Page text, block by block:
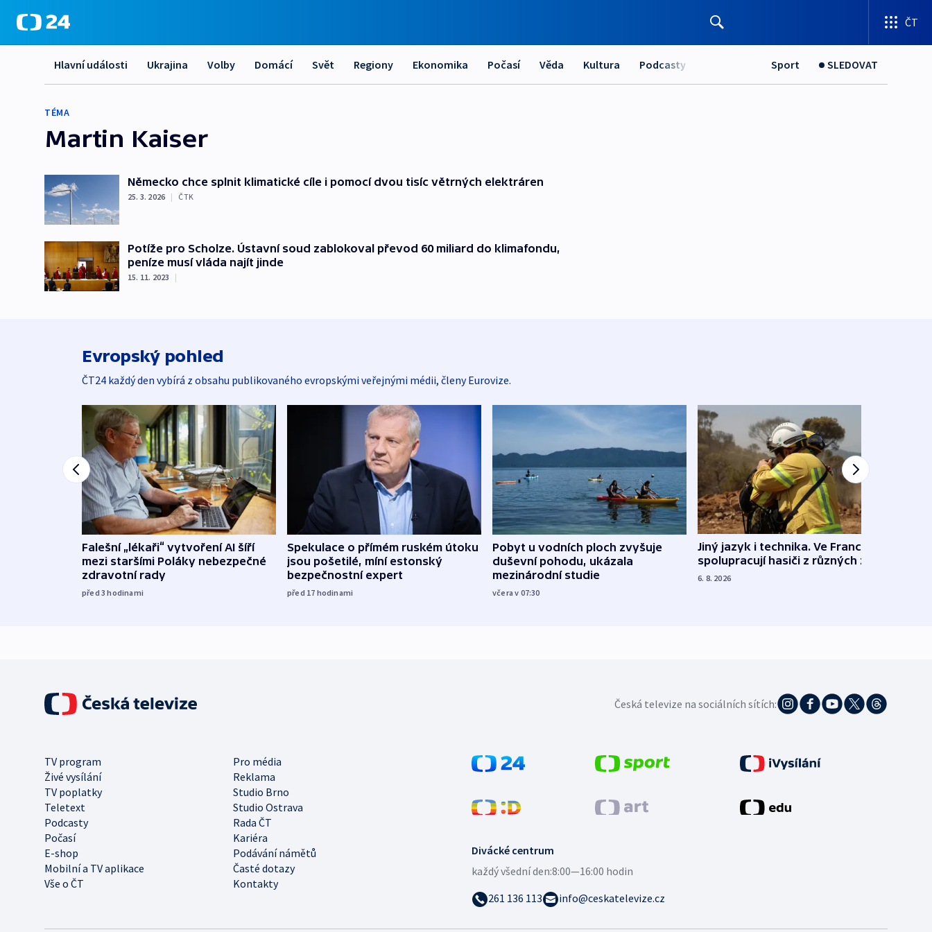
ČT
Hlavní události Ukrajina Volby Domácí Svět Regiony Ekonomika Počasí Věda Kultura Podcasty Sport SLEDOVAT
TÉMA
Martin Kaiser
Německo chce splnit klimatické cíle i pomocí dvou tisíc větrných elektráren
25. 3. 2026 | ČTK
Potíže pro Scholze. Ústavní soud zablokoval převod 60 miliard do klimafondu,
peníze musí vláda najít jinde
15. 11. 2023 |
Evropský pohled
ČT24 každý den vybírá z obsahu publikovaného evropskými veřejnými médii, členy Eurovize.
Falešní „lékaři“ vytvoření AI šíří
mezi staršími Poláky nebezpečné
zdravotní rady
před 3hodinami
Spekulace o přímém ruském útoku
jsou pošetilé, míní estonský
bezpečnostní expert
před 17 hodinami
Pobyt u vodních ploch zvyšuje
duševní pohodu, ukázala
mezinárodní studie
včera v 07:30
Jiný jazyk i technika. Ve Francii
spolupracují hasiči z různých zemí
6. 8. 2026
Česká televize na sociálních sítích:
TV program
Pro média
Živé vysílání
Reklama
TV poplatky
Studio Brno
Teletext
Studio Ostrava
Podcasty
Rada ČT
Počasí
Kariéra
E-shop
Podávání námětů
Mobilní a TV aplikace
Časté dotazy
Vše o ČT
Kontakty
Divácké centrum
každý všední den:8:00—16:00 hodin
261 136 113
info@ceskatelevize.cz